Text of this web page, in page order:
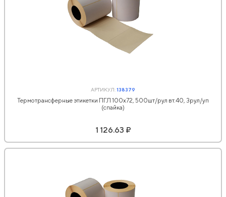
АРТИКУЛ:138379
Термотрансферные этикетки ПГЛ 100х72, 500шт/рул вт.40, 3рул/уп
(спайка)
1 126.63 ₽